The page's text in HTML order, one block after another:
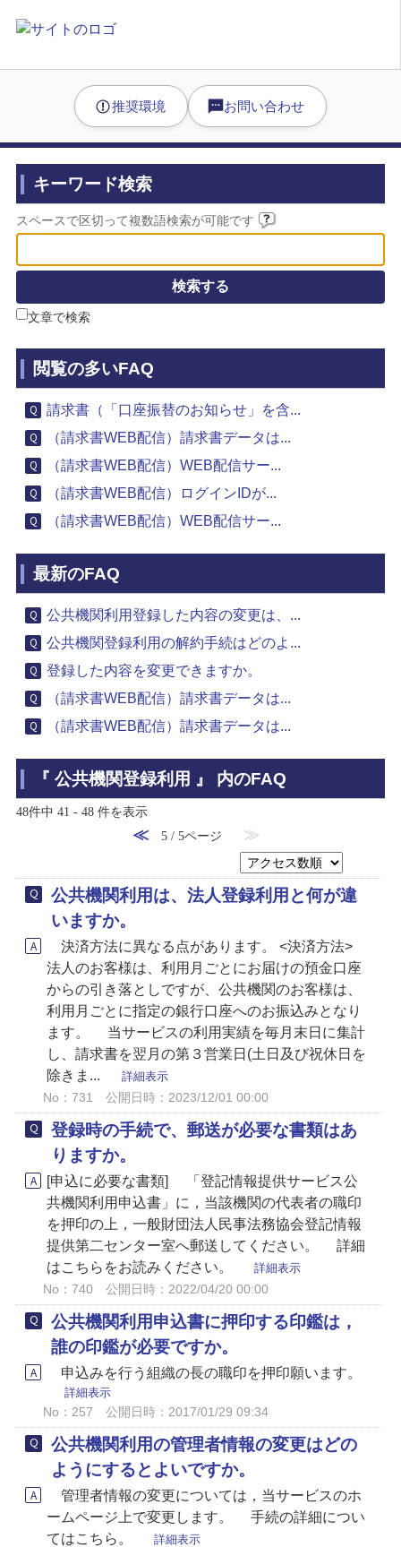
推奨環境 お問い合わせ
キーワード検索
スペースで区切って複数語検索が可能です
文章で検索
閲覧の多いFAQ
請求書（「口座振替のお知らせ」を含...
（請求書WEB配信）請求書データは...
（請求書WEB配信）WEB配信サー...
（請求書WEB配信）ログインIDが...
（請求書WEB配信）WEB配信サー...
最新のFAQ
公共機関利用登録した内容の変更は、...
公共機関登録利用の解約手続はどのよ...
登録した内容を変更できますか。
（請求書WEB配信）請求書データは...
（請求書WEB配信）請求書データは...
『 公共機関登録利用 』 内のFAQ
48件中 41 - 48 件を表示
≪ 5 / 5ページ ≫
公共機関利用は、法人登録利用と何が違
いますか。
決済方法に異なる点があります。 <決済方法>
法人のお客様は、利用月ごとにお届けの預金口座
からの引き落としですが、公共機関のお客様は、
利用月ごとに指定の銀行口座へのお振込みとなり
ます。 当サービスの利用実績を毎月末日に集計
し、請求書を翌月の第３営業日(土日及び祝休日を
除きま...
詳細表示
No：731 公開日時：2023/12/01 00:00
登録時の手続で、郵送が必要な書類はあ
りますか。
[申込に必要な書類] 「登記情報提供サービス公
共機関利用申込書」に，当該機関の代表者の職印
を押印の上，一般財団法人民事法務協会登記情報
提供第二センター室へ郵送してください。 詳細
はこちらをお読みください。
詳細表示
No：740 公開日時：2022/04/20 00:00
公共機関利用申込書に押印する印鑑は，
誰の印鑑が必要ですか。
申込みを行う組織の長の職印を押印願います。
詳細表示
No：257 公開日時：2017/01/29 09:34
公共機関利用の管理者情報の変更はどの
ようにするとよいですか。
管理者情報の変更については，当サービスのホ
ームページ上で変更します。 手続の詳細につい
てはこちら。
詳細表示